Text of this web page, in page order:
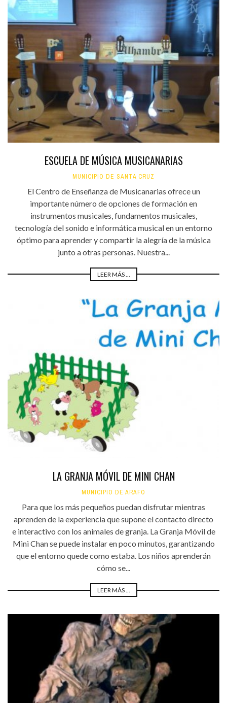
ESCUELA DE MÚSICA MUSICANARIAS
MUNICIPIO DE SANTA CRUZ
El Centro de Enseñanza de Musicanarias ofrece un
importante número de opciones de formación en
instrumentos musicales, fundamentos musicales,
tecnología del sonido e informática musical en un entorno
óptimo para aprender y compartir la alegría de la música
junto a otras personas. Nuestra...
LEER MÁS ...
LA GRANJA MÓVIL DE MINI CHAN
MUNICIPIO DE ARAFO
Para que los más pequeños puedan disfrutar mientras
aprenden de la experiencia que supone el contacto directo
e interactivo con los animales de granja. La Granja Móvil de
Mini Chan se puede instalar en poco minutos, garantizando
que el entorno quede como estaba. Los niños aprenderán
cómo se...
LEER MÁS ...